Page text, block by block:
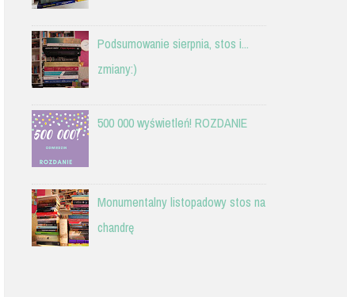
Podsumowanie sierpnia, stos i...
zmiany:)
500 000 wyświetleń! ROZDANIE
Monumentalny listopadowy stos na
chandrę